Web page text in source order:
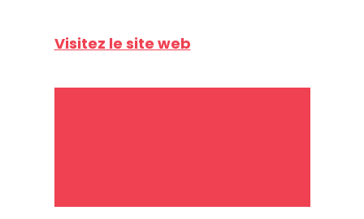
Visitez le site web